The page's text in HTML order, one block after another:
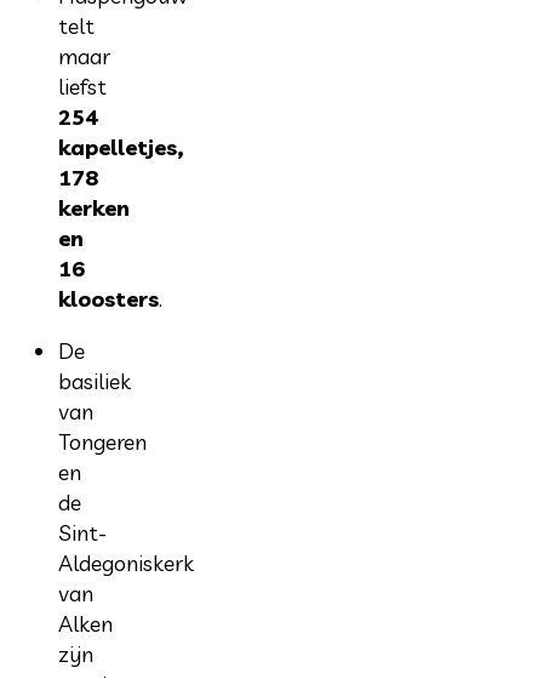
telt
maar
liefst
254
kapelletjes,
178
kerken
en
16
kloosters.
De
basiliek
van
Tongeren
en
de
Sint-
Aldegoniskerk
van
Alken
zijn